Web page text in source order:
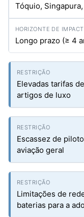
Tóquio,
Longo prazo (≥ 4
Elevadas tarifas
artigos de luxo
Escassez de
aviação geral
Limitações de
baterias para a